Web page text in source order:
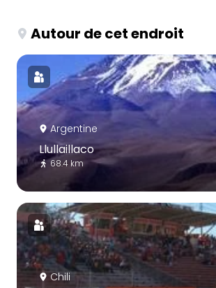
Autour de cet endroit
Argentine
Llullaillaco
68.4 km
Chili